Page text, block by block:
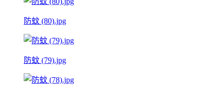
防蚊 (80).jpg
防蚊 (79).jpg